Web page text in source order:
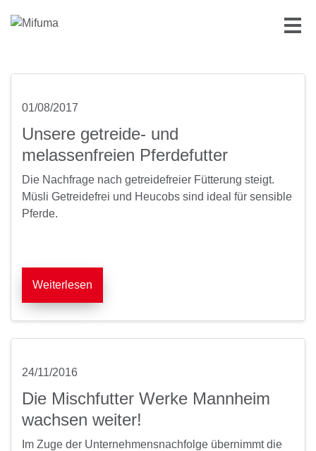
01/08/2017
Unsere getreide- und
melassenfreien Pferdefutter
Die Nachfrage nach getreidefreier Fütterung steigt.
Müsli Getreidefrei und Heucobs sind ideal für sensible
Pferde.
Weiterlesen
24/11/2016
Die Mischfutter Werke Mannheim
wachsen weiter!
Im Zuge der Unternehmensnachfolge übernimmt die